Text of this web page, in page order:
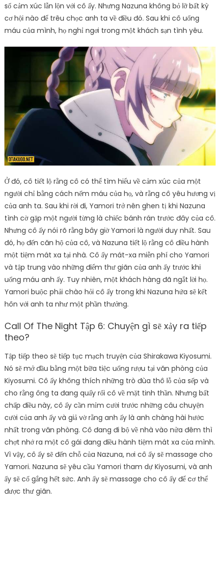
số cảm xúc lẫn lộn với cô ấy. Nhưng Nazuna không bỏ lỡ bất kỳ
cơ hội nào để trêu chọc anh ta về điều đó. Sau khi cô uống
máu của mình, họ nghỉ ngơi trong một khách sạn tình yêu.
Ở đó, cô tiết lộ rằng cô có thể tìm hiểu về cảm xúc của một
người chỉ bằng cách nếm máu của họ, và rằng cô yêu hương vị
của anh ta. Sau khi rời đi, Yamori trở nên ghen tị khi Nazuna
tình cờ gặp một người từng là chiếc bánh rán trước đây của cô.
Nhưng cô ấy nói rõ rằng bây giờ Yamori là người duy nhất. Sau
đó, họ đến căn hộ của cô, và Nazuna tiết lộ rằng cô điều hành
một tiệm mát xa tại nhà. Cô ấy mát-xa miễn phí cho Yamori
và tập trung vào những điểm thư giãn của anh ấy trước khi
uống máu anh ấy. Tuy nhiên, một khách hàng đã ngắt lời họ.
Yamori buộc phải chào hỏi cô ấy trong khi Nazuna hứa sẽ kết
hôn với anh ta như một phần thưởng.
Call Of The Night Tập 6: Chuyện gì sẽ xảy ra tiếp
theo?
Tập tiếp theo sẽ tiếp tục mạch truyện của Shirakawa Kiyosumi.
Nó sẽ mở đầu bằng một bữa tiệc uống rượu tại văn phòng của
Kiyosumi. Cô ấy không thích những trò đùa thô lỗ của sếp và
cho rằng ông ta đang quấy rối cô về mặt tinh thần. Nhưng bất
chấp điều này, cô ấy cần mỉm cười trước những câu chuyện
cười của anh ấy và giả vờ rằng anh ấy là anh chàng hài hước
nhất trong văn phòng. Cô đang đi bộ về nhà vào nửa đêm thì
chợt nhớ ra một cô gái đang điều hành tiệm mát xa của mình.
Vì vậy, cô ấy sẽ đến chỗ của Nazuna, nơi cô ấy sẽ massage cho
Yamori. Nazuna sẽ yêu cầu Yamori tham dự Kiyosumi, và anh
ấy sẽ cố gắng hết sức. Anh ấy sẽ massage cho cô ấy để cơ thể
được thư giãn.